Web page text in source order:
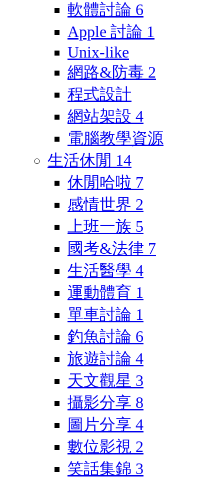
軟體討論 6
Apple 討論 1
Unix-like
網路&防毒 2
程式設計
網站架設 4
電腦教學資源
生活休閒 14
休閒哈啦 7
感情世界 2
上班一族 5
國考&法律 7
生活醫學 4
運動體育 1
單車討論 1
釣魚討論 6
旅遊討論 4
天文觀星 3
攝影分享 8
圖片分享 4
數位影視 2
笑話集錦 3